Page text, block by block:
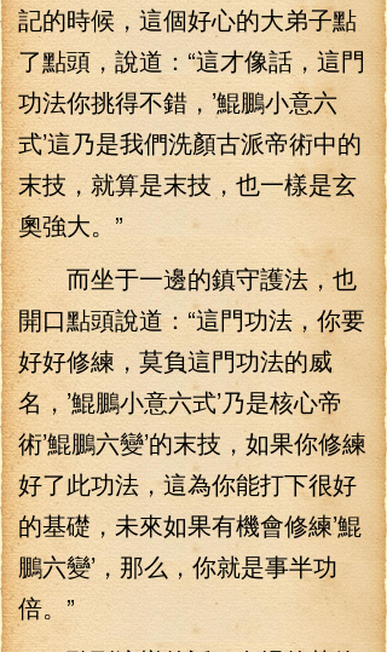
記的時候，這個好心的大弟子點
了點頭，說道：“這才像話，這門
功法你挑得不錯，’鯤鵬小意六
式’這乃是我們洗顏古派帝術中的
末技，就算是末技，也一樣是玄
奧強大。”
而坐于一邊的鎮守護法，也
開口點頭說道：“這門功法，你要
好好修練，莫負這門功法的威
名，’鯤鵬小意六式’乃是核心帝
術’鯤鵬六變’的末技，如果你修練
好了此功法，這為你能打下很好
的基礎，未來如果有機會修練’鯤
鵬六變’，那么，你就是事半功
倍。”